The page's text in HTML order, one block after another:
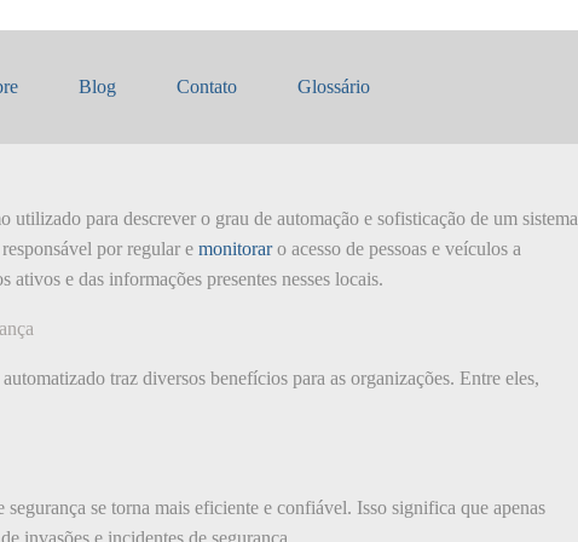
Blog Contato Glossário
de Acesso de Segurança
utilizado para descrever o grau de automação e sofisticação de um sistema
por regular e monitoraro acesso de pessoas e veículos a
ativos e das informações presentes nesses locais.
traz diversos benefícios para as organizações. Entre eles,
segurança se torna mais eficiente e confiável. Isso significa que apenas
invasões e incidentes de segurança.